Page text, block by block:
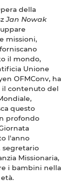
della
Jan Nowak
missioni,
il mondo,
Unione
OFMConv, ha
il contenuto del
questo
profondo
l'anno
segretario
Missionaria,
i bambini nella